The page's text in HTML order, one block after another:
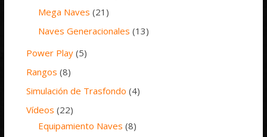
Mega Naves (21)
Naves Generacionales (13)
Power Play (5)
Rangos (8)
Simulación de Trasfondo (4)
Vídeos (22)
Equipamiento Naves (8)